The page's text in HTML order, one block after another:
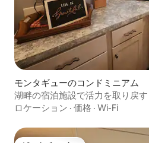
モンタギューのコンドミニアム
湖畔の宿泊施設で活力を取り戻す
ロケーション · 価格 · Wi-Fi